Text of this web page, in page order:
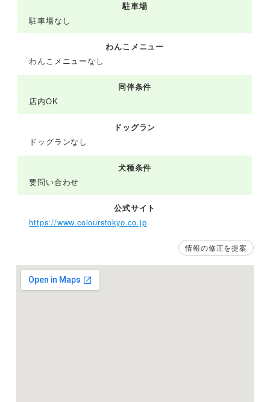
駐車場
駐車場なし
わんこメニュー
わんこメニューなし
同伴条件
店内OK
ドッグラン
ドッグランなし
犬種条件
要問い合わせ
公式サイト
https://www.colourstokyo.co.jp
情報の修正を提案